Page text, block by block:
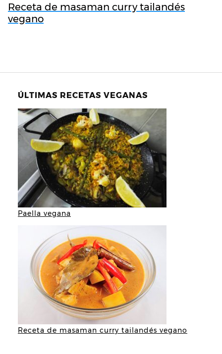
Receta de masaman curry tailandés
vegano
ÚLTIMAS RECETAS VEGANAS
Paella vegana
Receta de masaman curry tailandés vegano